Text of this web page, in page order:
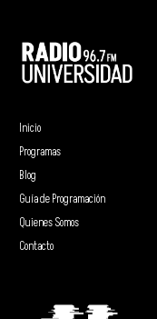
Inicio
Programas
Blog
Guía de Programación
Quienes Somos
Contacto